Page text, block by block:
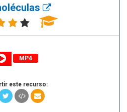
MP4
este recurso: